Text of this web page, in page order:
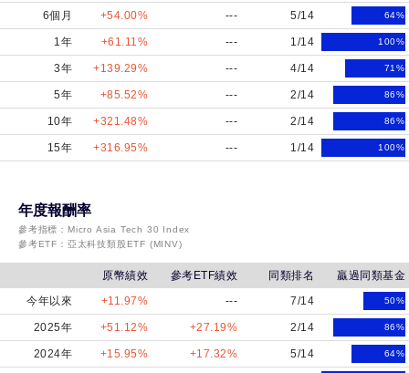
6個月 +54.00% --- 5/14 64%
1年 +61.11% --- 1/14 100%
3年 +139.29% --- 4/14 71%
5年 +85.52% --- 2/14 86%
10年 +321.48% --- 2/14 86%
15年 +316.95% --- 1/14 100%
年度報酬率
參考指標： Micro Asia Tech 30 Index
參考ETF： 亞太科技類股ETF (MINV)
原幣績效 參考ETF績效 同類排名
贏過同類基金
今年以來
+11.97% --- 7/14 50%
2025年 +51.12% +27.19% 2/14 86%
2024年 +15.95% +17.32% 5/14 64%